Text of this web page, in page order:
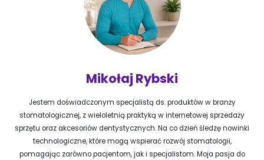
Mikołaj Rybski
Jestem doświadczonym specjalistą ds. produktów w branży
stomatologicznej, z wieloletnią praktyką w internetowej sprzedaży
sprzętu oraz akcesoriów dentystycznych. Na co dzień śledzę nowinki
technologiczne, które mogą wspierać rozwój stomatologii,
pomagając zarówno pacjentom, jak i specjalistom. Moja pasja do